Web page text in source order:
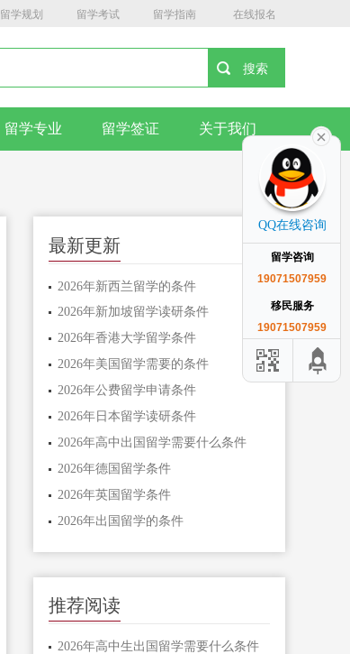
留学规划 留学考试 留学指南 在线报名
留学专业 留学签证 关于我们
最新更新
2026年新西兰留学的条件
2026年新加坡留学读研条件
2026年香港大学留学条件
2026年美国留学需要的条件
2026年公费留学申请条件
2026年日本留学读研条件
2026年高中出国留学需要什么条件
2026年德国留学条件
2026年英国留学条件
2026年出国留学的条件
推荐阅读
2026年高中生出国留学需要什么条件
QQ在线咨询
留学咨询
19071507959
移民服务
19071507959